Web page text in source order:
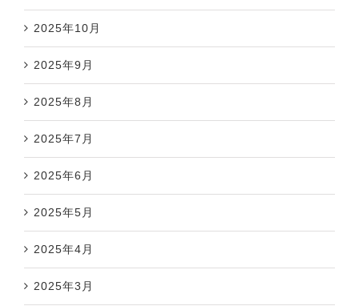
2025年10月
2025年9月
2025年8月
2025年7月
2025年6月
2025年5月
2025年4月
2025年3月